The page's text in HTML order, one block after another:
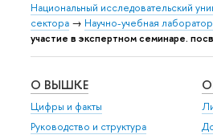
Национальный исследовательский
сектора → Научно-учебная
участие в экспертном семинаре.
О ВЫШКЕ
Цифры и факты
Руководство и структура